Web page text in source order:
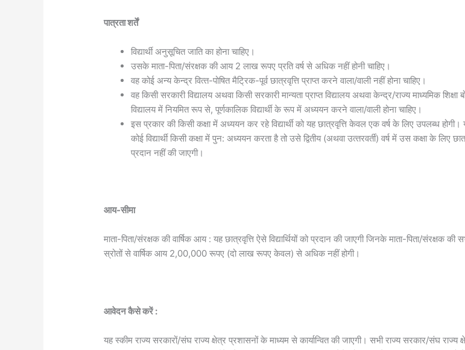
पात्रता शर्तें
विद्यार्थी अनुसूचित जाति का होना चाहिए।
उसके माता-पिता/संरक्षक की आय 2 लाख रूपए प्रति वर्ष से अधिक नहीं होनी चाहिए।
वह कोई अन्‍य केन्‍द्र वित्‍त-पोषित मैट्रिक-पूर्व छात्रवृत्ति प्राप्‍त करने वाला/वाली नहीं होना चाहिए।
वह किसी सरकारी विद्यालय अथवा किसी सरकारी मान्‍यता प्राप्‍त विद्यालय अथवा केन्‍द्र/राज्‍य माध्‍यमिक शिक्षा
विद्यालय में नियमित रूप से, पूर्णकालिक विद्यार्थी के रूप में अध्‍ययन करने वाला/वाली होना चाहिए।
इस प्रकार की किसी कक्षा में अध्‍ययन कर रहे विद्यार्थी को यह छात्रवृत्ति केवल एक वर्ष के लिए उपलब्‍ध होगी।
कोई विद्यार्थी किसी कक्षा में पुन: अध्‍ययन करता है तो उसे द्वितीय (अथवा उत्‍तरवर्ती) वर्ष में उस कक्षा के लिए
प्रदान नहीं की जाएगी।
आय-सीमा
माता-पिता/संरक्षक की वार्षिक आय : यह छात्रवृत्ति ऐसे विद्यार्थियों को प्रदान की जाएगी जिनके माता-पिता/संरक्षक की
स्रोतों से वार्षिक आय 2,00,000 रूपए (दो लाख रूपए केवल) से अधिक नहीं होगी।
आवेदन कैसे करें :
यह स्‍कीम राज्‍य सरकारों/संघ राज्‍य क्षेत्र प्रशासनों के माध्‍यम से कार्यान्वित की जाएगी। सभी राज्‍य सरकार/संघ राज्‍य